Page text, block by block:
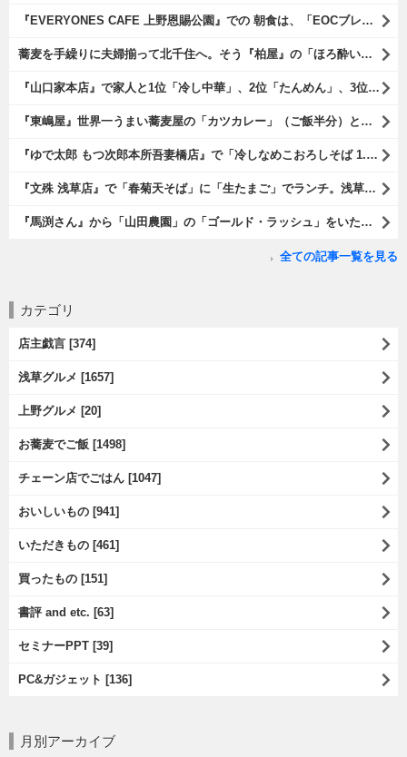
『EVERYONES CAFE 上野恩賜公園』での 朝食は、「EOCブレックファーストプレート」とセットで「アイスカフェラテ」をもらい、それから家人が「東京たまごを使ったパンケーキ キャラメルナッツ（2枚）」を頼んでみた。どれもがハイカラにうまいのだよ（笑）。（EVERYONES CAFE 上野恩賜公園：上野公園）
蕎麦を手繰りに夫婦揃って北千住へ。そう『柏屋』の「ほろ酔いセット」で一杯やったのだよ。ここは二駅離れた場所だけど、あたしの『街的』のようにくつろげる処だ。勿論、うまかったのだよ（笑）。（きそば 柏屋：足立区千住）
『山口家本店』で家人と1位「冷し中華」、2位「たんめん」、3位「かき氷」の順番通りのオーダーでランチ。なんの変哲もないものがうまいのは、当たり前だのクラッカーなのだと云爾（笑）。（山口家本店：千束通り商店街：浅草五丁目）
『東嶋屋』世界一うまい蕎麦屋の「カツカレー」（ご飯半分）と「おしんこ盛り合わせ」と「ビ―ル」でランチ。もう、ほんとうまいのだから、みんな食べてみてね、と云爾（笑）。（東嶋屋：竜泉一丁目）
『ゆで太郎 もつ次郎本所吾妻橋店』で「冷しなめこおろしそば 1.5倍盛」を手繰れば、それは「なめこ」の粘りが強烈な調味料となって、既に、ただの蕎麦では無くなっている。 ヌルヌルの蕎麦はめちゃくちゃにうまいのである（笑）。（ゆで太郎 もつ次郎本所吾妻橋店：墨田区吾妻橋3丁目）
『文殊 浅草店』で「春菊天そば」に「生たまご」でランチ。浅草地下街における至高のランチだ。今日も、実にうまかったのだよ（笑）。（文殊 浅草店：浅草一丁目：浅草地下街）
『馬渕さん』から「山田農園」の「ゴールド・ラッシュ」をいただいたのだ。甘いはうまい、うまいは身体には悪い、というのはいつものお約束（笑）。 でもね、その当然を百も承知で分かっていながらも食べてしまうのは、これが最高な「北の大地の贈り物」だからなのだよ（笑）。（馬渕さんからの贈与：山田農園：北海道夕張郡長沼町）
全ての記事一覧を見る
カテゴリ
店主戯言 [374]
浅草グルメ [1657]
上野グルメ [20]
お蕎麦でご飯 [1498]
チェーン店でごはん [1047]
おいしいもの [941]
いただきもの [461]
買ったもの [151]
書評 and etc. [63]
セミナーPPT [39]
PC&ガジェット [136]
月別アーカイブ